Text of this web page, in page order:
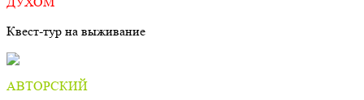
Квест-тур на выживание
АВТОРСКИЙ